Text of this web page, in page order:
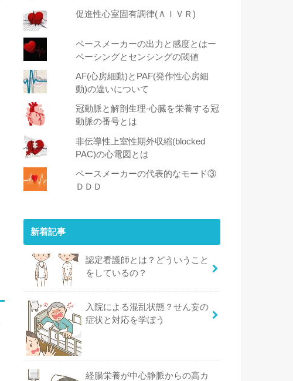
促進性心室固有調律(ＡＩＶＲ)
ペースメーカーの出力と感度とはー
ペーシングとセンシングの閾値
AF(心房細動)とPAF(発作性心房細
動)の違いについて
冠動脈と解剖生理-心臓を栄養する冠
動脈の番号とは
非伝導性上室性期外収縮(blocked
PAC)の心電図とは
ペースメーカーの代表的なモード③
ＤＤＤ
新着記事
認定看護師とは？どういうこと
をしているの？
入院による混乱状態？せん妄の
症状と対応を学ぼう
経腸栄養が中心静脈からの高カ